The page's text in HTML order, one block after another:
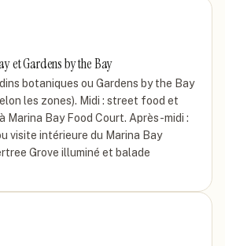
et Gardens by the Bay
botaniques ou Gardens by the Bay
les zones). Midi : street food et
Marina Bay Food Court. Après-midi :
visite intérieure du Marina Bay
Grove illuminé et balade